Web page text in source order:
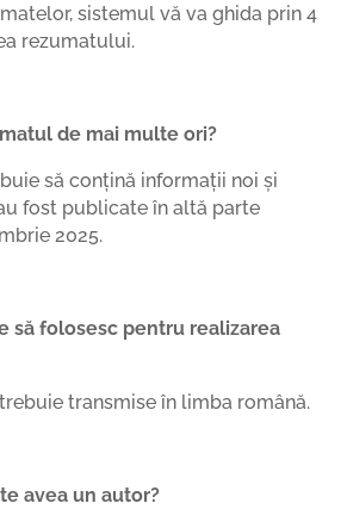
sistemul vă va ghida prin 4
rezumatului.
de mai multe ori?
să conțină informații noi și
fost publicate în altă parte
2025.
să folosesc pentru realizarea
transmise în limba română.
avea un autor?